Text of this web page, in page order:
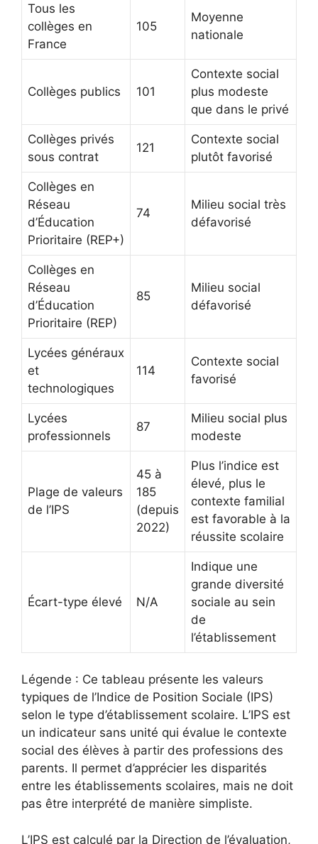
Tous les
collèges en
France
105
Moyenne
nationale
Collèges publics 101
Contexte social
plus modeste
que dans le privé
Collèges privés
sous contrat
121
Contexte social
plutôt favorisé
Collèges en
Réseau
d’Éducation
Prioritaire (REP+)
74
Milieu social très
défavorisé
Collèges en
Réseau
d’Éducation
Prioritaire (REP)
85
Milieu social
défavorisé
Lycées généraux
et
technologiques
114
Contexte social
favorisé
Lycées
professionnels
87
Milieu social plus
modeste
Plage de valeurs
de l’IPS
45 à
185
(depuis
2022)
Plus l’indice est
élevé, plus le
contexte familial
est favorable à la
réussite scolaire
Écart-type élevé N/A
Indique une
grande diversité
sociale au sein
de
l’établissement
Légende : Ce tableau présente les valeurs
typiques de l’Indice de Position Sociale (IPS)
selon le type d’établissement scolaire. L’IPS est
un indicateur sans unité qui évalue le contexte
social des élèves à partir des professions des
parents. Il permet d’apprécier les disparités
entre les établissements scolaires, mais ne doit
pas être interprété de manière simpliste.
L’IPS est calculé par la Direction de l’évaluation,